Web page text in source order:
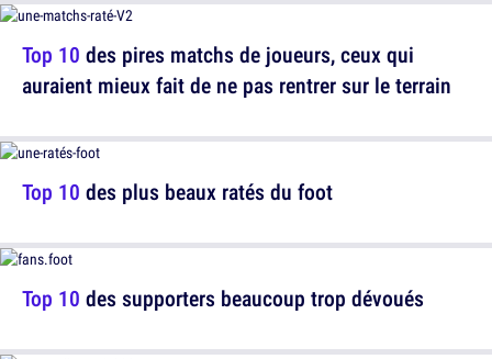
Top 10 des pires matchs de joueurs, ceux qui
auraient mieux fait de ne pas rentrer sur le terrain
Top 10 des supporters beaucoup trop dévoués
Top 10 des plus beaux ratés du foot